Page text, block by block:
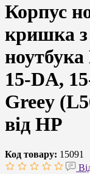
Корпус
кришка з
15-DA,
Greey
від HP
Код товару: 15091